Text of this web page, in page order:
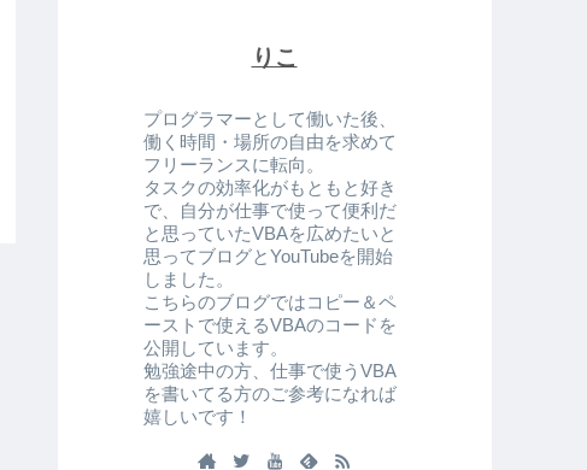
りこ
プログラマーとして働いた後、
働く時間・場所の自由を求めて
フリーランスに転向。
タスクの効率化がもともと好き
で、自分が仕事で使って便利だ
と思っていたVBAを広めたいと
思ってブログとYouTubeを開始
しました。
こちらのブログではコピー＆ペ
ーストで使えるVBAのコードを
公開しています。
勉強途中の方、仕事で使うVBA
を書いてる方のご参考になれば
嬉しいです！